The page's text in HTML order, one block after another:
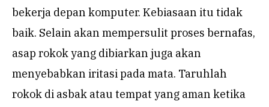
bekerja depan komputer. Kebiasaan itu tidak
baik. Selain akan mempersulit proses bernafas,
asap rokok yang dibiarkan juga akan
menyebabkan iritasi pada mata. Taruhlah
rokok di asbak atau tempat yang aman ketika